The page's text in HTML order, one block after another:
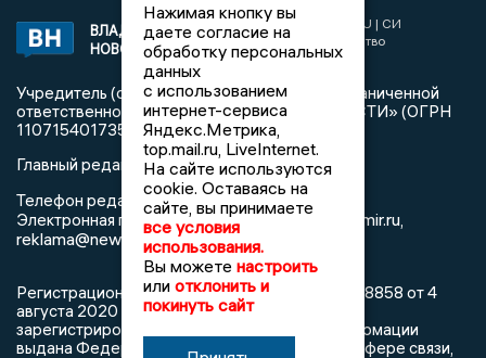
ВЛАДИМИРСКИЕ
НОВОСТИ
2017 © NEWSVLADIMIR.RU | СИ
«Информационное агентство
Владимирские новости»
Учредитель (соучредители): Общество с ограниченной
ответственностью «РЕГИОНАЛЬНЫЕ НОВОСТИ» (ОГРН
1107154017354)
Главный редактор: Мазов С. А.
Телефон редакции:8 (4922) 666916
Электронная почта редакции:info@newsvladimir.ru
reklama@newsvladimir.ru
Регистрационный номер: серия Эл № ФС77-78858 от 4
августа 2020 г. согласно выписке из реестра
зарегистрированных средств массовой информации
выдана Федеральной службой по надзору в сфере связи,
Нажимая кнопку вы
даете согласие на
обработку персональных
данных
с использованием
интернет-сервиса
Яндекс.Метрика,
top.mail.ru, LiveInternet.
На сайте используются
cookie. Оставаясь на
сайте, вы принимаете
все условия
использования.
Вы можете настроить
или отклонить и
покинуть сайт